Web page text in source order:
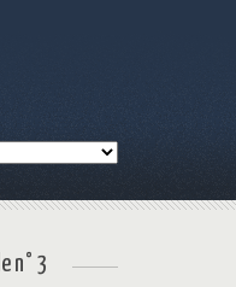
n° 3